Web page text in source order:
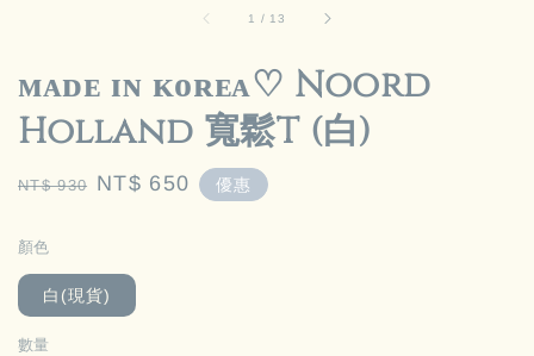
1 / 13
ᴍᴀᴅᴇ ɪɴ ᴋᴏʀᴇᴀ‪♡ Noord
Holland 寬鬆T (白)
Regular
NT$ 930 Sale
NT$ 650 優惠
顏色
白(現貨)
數量